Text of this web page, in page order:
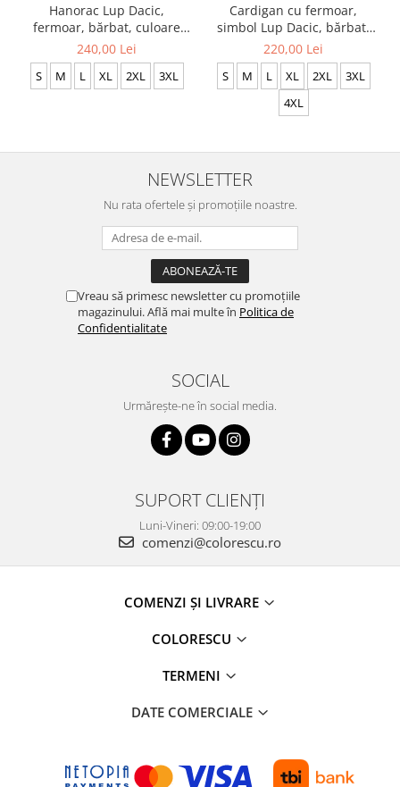
Hanorac Lup Dacic,
fermoar, bărbat, culoare
neagră CH24
240,00 Lei
S M L XL 2XL 3XL
Cardigan cu fermoar,
simbol Lup Dacic, bărbat,
culoare neagră CDAC117
220,00 Lei
S M L XL 2XL
3XL
4XL
NEWSLETTER
Nu rata ofertele și promoțiile noastre.
Vreau să primesc newsletter cu promoțiile
magazinului. Află mai multe în Politica de
Confidentialitate
SOCIAL
Urmărește-ne în social media.
SUPORT CLIENȚI
Luni-Vineri: 09:00-19:00
comenzi@colorescu.ro
COMENZI ȘI LIVRARE
COLORESCU
TERMENI
DATE COMERCIALE